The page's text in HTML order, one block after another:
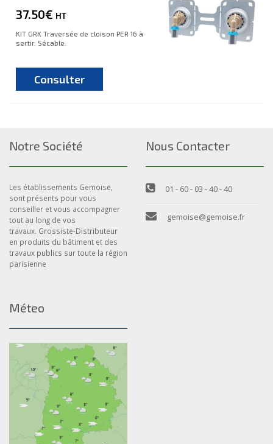
37.50€ HT
KIT GRK Traversée de cloison PER 16 à
sertir. Sécable.
Consulter
Notre Société
Les établissements Gemoise,
sont présents pour vous
conseiller et vous accompagner
tout au long de vos
travaux. Grossiste-Distributeur
en produits du bâtiment et des
travaux publics sur toute la région
parisienne
Nous Contacter
01 - 60 - 03 - 40 - 40
gemoise@gemoise.fr
Méteo